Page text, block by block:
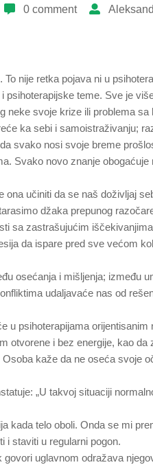
0 comment
nije retka pojava ni u
teme. Sve je
neke svoje krize ili problema
ka sebi i samoistraživanju;
svako nosi svoje breme
Svako novo znanje
ona učiniti da se naš doživljaj
džaka prepunog
sa zastrašujućim
da ispare pred sve većom
osećanja i mišljenja; između
udaljavaće nas od
u psihoterapijama
otvorene i bez energije, kao da
kaže da ne oseća svoje
„U takvoj situaciji
kada telo oboli. Onda se mi
i staviti u regularni pogon.
uglavnom odražava